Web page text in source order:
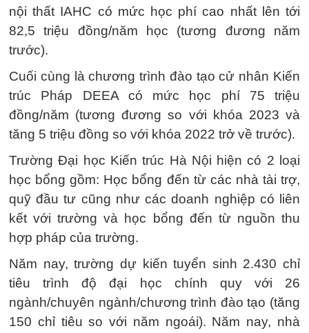
nội thất IAHC có mức học phí cao nhất lên tới
82,5 triệu đồng/năm học (tương đương năm
trước).
Cuối cùng là chương trình đào tạo cử nhân Kiến
trúc Pháp DEEA có mức học phí 75 triệu
đồng/năm (tương đương so với khóa 2023 và
tăng 5 triệu đồng so với khóa 2022 trở về trước).
Trường Đại học Kiến trúc Hà Nội hiện có 2 loại
học bổng gồm: Học bổng đến từ các nhà tài trợ,
quỹ đầu tư cũng như các doanh nghiệp có liên
kết với trường và học bổng đến từ nguồn thu
hợp pháp của trường.
Năm nay, trường dự kiến tuyển sinh 2.430 chỉ
tiêu trình độ đại học chính quy với 26
ngành/chuyên ngành/chương trình đào tạo (tăng
150 chỉ tiêu so với năm ngoái). Năm nay, nhà